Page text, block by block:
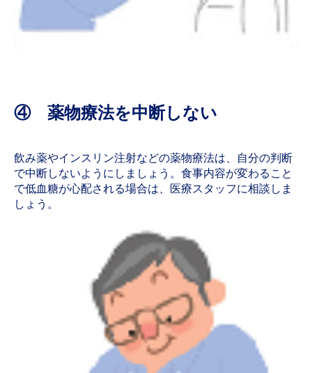
④ 薬物療法を中断しない
飲み薬やインスリン注射などの薬物療法は、自分の判断
で中断しないようにしましょう。食事内容が変わること
で低血糖が心配される場合は、医療スタッフに相談しま
しょう。